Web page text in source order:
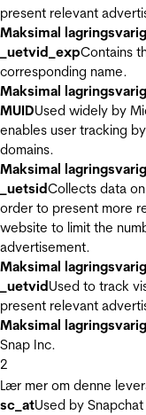
present relevant
Maksimal
_uetvid_expContains
corresponding name.
Maksimal
MUIDUsed widely by
enables user tracking
domains.
Maksimal
_uetsidCollects data
order to present more
website to limit the
advertisement.
Maksimal
_uetvidUsed to track
present relevant
Maksimal
Snap Inc.
2
Lær mer om denne
sc_atUsed by